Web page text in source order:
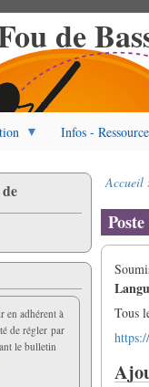
de
Infos -
Accueil
Tous
en adhérent à
de régler par
le bulletin